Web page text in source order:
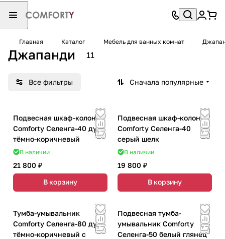
Главная Каталог Мебель для ванных комнат
Джапанди 11
Все фильтры Сначала популярные
Подвесная шкаф-колонна
Comforty Селенга-40 дуб
тёмно-коричневый
В наличии
21 800 ₽
В корзину
Подвесная шкаф-колонна
Comforty Селенга-40
серый шелк
В наличии
19 800 ₽
В корзину
Тумба-умывальник
Comforty Селенга-80 дуб
тёмно-коричневый с
Подвесная тумба-
умывальник Comforty
Селенга-50 белый глянец